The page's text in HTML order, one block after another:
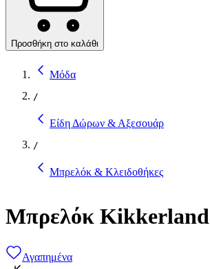
Προσθήκη στο καλάθι
Μόδα
/
Είδη Δώρων & Αξεσουάρ
/
Μπρελόκ & Κλειδοθήκες
Μπρελόκ Kikkerland
Αγαπημένα